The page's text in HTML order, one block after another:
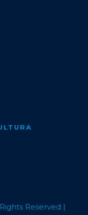
Reserved |